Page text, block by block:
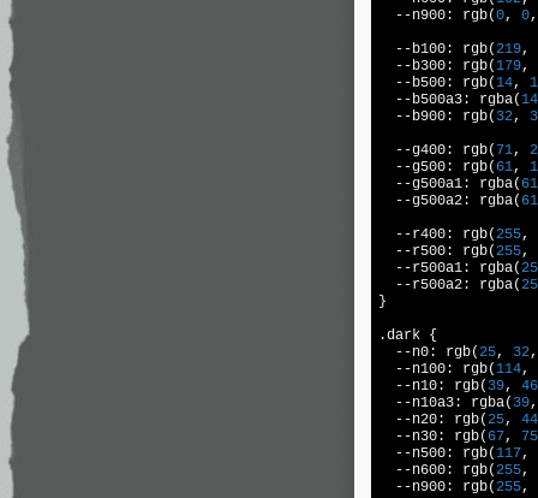
  --n900: rgb(
0, 0
  --b100: rgb(
219,
  --b300: rgb(
179,
  --b500: rgb(
14,
  --b500a3: rgba(
14
  --b900: rgb(
32,
  --g400: rgb(
71,
  --g500: rgb(
61,
  --g500a1: rgba(
61
  --g500a2: rgba(
61
  --r400: rgb(
255,
  --r500: rgb(
255,
  --r500a1: rgba(
  --r500a2: rgba(
}
.dark {
  --n0: rgb(
25, 32
  --n100: rgb(
114,
  --n10: rgb(
39, 46
  --n10a3: rgba(
39
  --n20: rgb(
25, 44
  --n30: rgb(
67, 75
  --n500: rgb(
117,
  --n600: rgb(
255,
  --n900: rgb(
255,